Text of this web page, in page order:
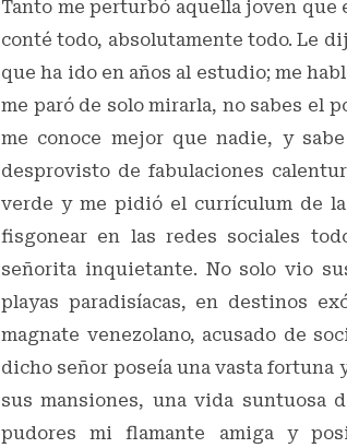
Tanto me perturbó aquella joven que
conté todo, absolutamente todo. Le
que ha ido en años al estudio; me
me paró de solo mirarla, no sabes el
me conoce mejor que nadie, y
desprovisto de fabulaciones
verde y me pidió el currículum de
fisgonear en las redes sociales
señorita inquietante. No solo vio
playas paradisíacas, en destinos
magnate venezolano, acusado de
dicho señor poseía una vasta fortuna
sus mansiones, una vida suntuosa
pudores mi flamante amiga y